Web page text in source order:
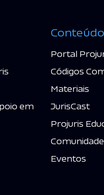
em
Portal
Códigos
Materiais
JurisCast
Projuris
Eventos